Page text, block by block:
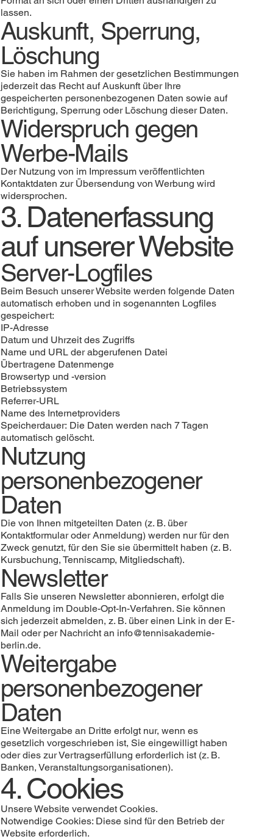
lassen.
Auskunft, Sperrung,
Löschung
Sie haben im Rahmen der gesetzlichen Bestimmungen
jederzeit das Recht auf Auskunft über Ihre
gespeicherten personenbezogenen Daten sowie auf
Berichtigung, Sperrung oder Löschung dieser Daten.
Widerspruch gegen
Werbe-Mails
Der Nutzung von im Impressum veröffentlichten
Kontaktdaten zur Übersendung von Werbung wird
widersprochen.
3. Datenerfassung
auf unserer Website
Server-Logfiles
Beim Besuch unserer Website werden folgende Daten
automatisch erhoben und in sogenannten Logfiles
gespeichert:
IP-Adresse
Datum und Uhrzeit des Zugriffs
Name und URL der abgerufenen Datei
Übertragene Datenmenge
Browsertyp und -version
Betriebssystem
Referrer-URL
Name des Internetproviders
Speicherdauer: Die Daten werden nach 7 Tagen
automatisch gelöscht.
Nutzung
personenbezogener
Daten
Die von Ihnen mitgeteilten Daten (z. B. über
Kontaktformular oder Anmeldung) werden nur für den
Zweck genutzt, für den Sie sie übermittelt haben (z. B.
Kursbuchung, Tenniscamp, Mitgliedschaft).
Newsletter
Falls Sie unseren Newsletter abonnieren, erfolgt die
Anmeldung im Double-Opt-In-Verfahren. Sie können
sich jederzeit abmelden, z. B. über einen Link in der E-
Mail oder per Nachricht an info@tennisakademie-
berlin.de.
Weitergabe
personenbezogener
Daten
Eine Weitergabe an Dritte erfolgt nur, wenn es
gesetzlich vorgeschrieben ist, Sie eingewilligt haben
oder dies zur Vertragserfüllung erforderlich ist (z. B.
Banken, Veranstaltungsorganisationen).
4. Cookies
Unsere Website verwendet Cookies.
Notwendige Cookies: Diese sind für den Betrieb der
Website erforderlich.